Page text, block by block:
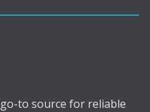
to source for reliable